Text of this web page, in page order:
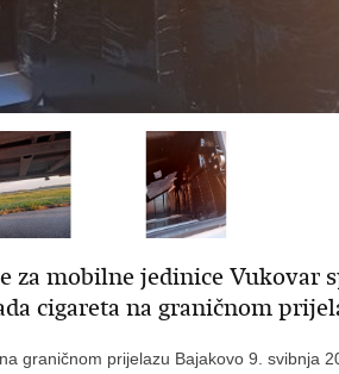
za mobilne jedinice
cigareta na graničnom
graničnom prijelazu Bajakovo 9. svibnja